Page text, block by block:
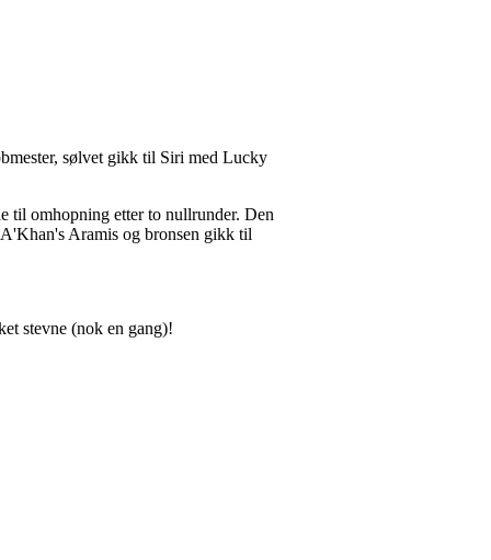
sølvet gikk til Siri med Lucky
til omhopning etter to nullrunder. Den
Aramis og bronsen gikk til
stevne (nok en gang)!